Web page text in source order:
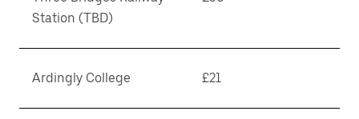
Station (TBD)
Ardingly College £21